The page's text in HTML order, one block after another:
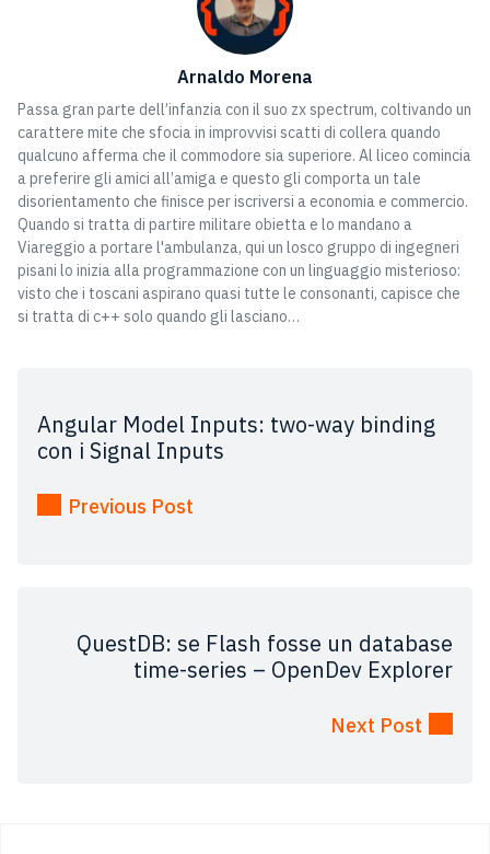
Arnaldo Morena
Passa gran parte dell’infanzia con il suo zx spectrum, coltivando un
carattere mite che sfocia in improvvisi scatti di collera quando
qualcuno afferma che il commodore sia superiore. Al liceo comincia
a preferire gli amici all’amiga e questo gli comporta un tale
disorientamento che finisce per iscriversi a economia e commercio.
Quando si tratta di partire militare obietta e lo mandano a
Viareggio a portare l'ambulanza, qui un losco gruppo di ingegneri
pisani lo inizia alla programmazione con un linguaggio misterioso:
visto che i toscani aspirano quasi tutte le consonanti, capisce che
si tratta di c++ solo quando gli lasciano…
Angular Model Inputs: two-way binding
con i Signal Inputs
Previous Post
QuestDB: se Flash fosse un database
time-series – OpenDev Explorer
Next Post